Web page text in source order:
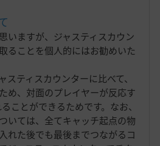
いますが、ジャスティスカウン
ることを個人的にはお勧めいた
ティスカウンターに比べて、
め、対面のプレイヤーが反応す
ことができるためです。なお、
いては、全てキャッチ起点の物
れた後でも最後までつながるコ